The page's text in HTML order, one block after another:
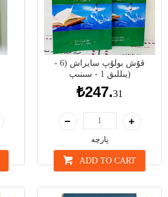
قۇش بولۇپ سايراش (6 -
يىللىق 1 - سىنىپ)
₺247.31
پارچە
ADD TO CART